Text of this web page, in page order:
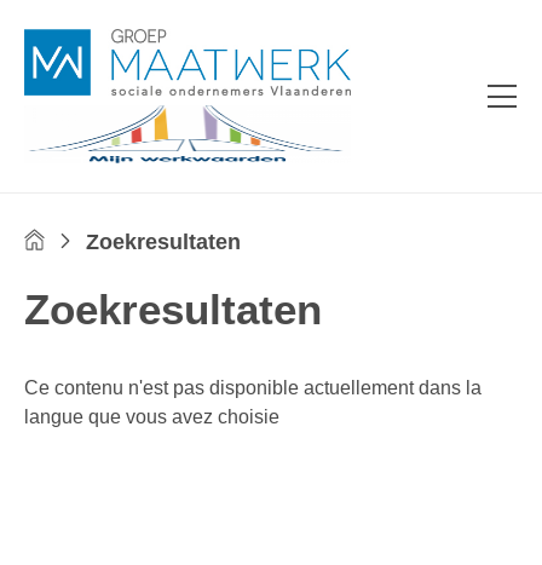
HomeZoekresultaten
Zoekresultaten
Ce contenu n'est pas disponible actuellement dans la
langue que vous avez choisie